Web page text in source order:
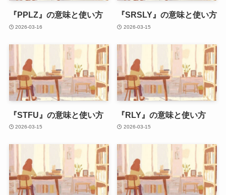
『PPLZ』の意味と使い方
2026-03-16
『SRSLY』の意味と使い方
2026-03-15
『STFU』の意味と使い方
2026-03-15
『RLY』の意味と使い方
2026-03-15